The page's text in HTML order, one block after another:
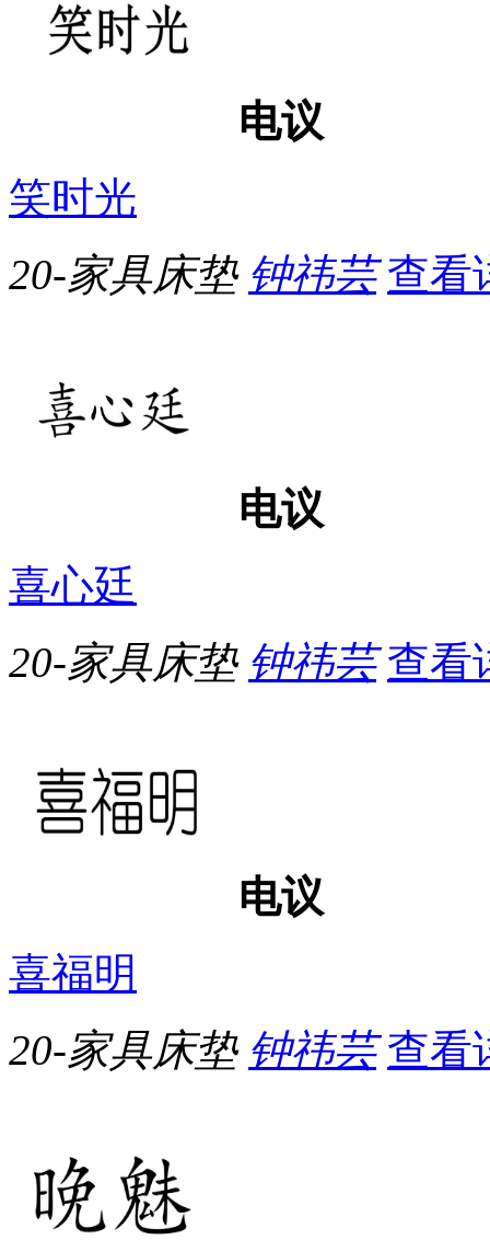
电议
笑时光
20-家具床垫 钟祎芸 查看
电议
喜心廷
20-家具床垫 钟祎芸 查看
电议
喜福明
20-家具床垫 钟祎芸 查看